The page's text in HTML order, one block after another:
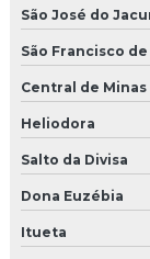
São José do
São Francisco de
Central de Minas
Heliodora
Salto da Divisa
Dona Euzébia
Itueta